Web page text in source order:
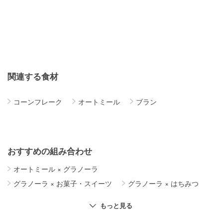
関連する食材
コーンフレーク オートミール ブラン
おすすめの組み合わせ
オートミール × グラノーラ
グラノーラ × お菓子・スイーツ グラノーラ × はちみつ
もっと見る